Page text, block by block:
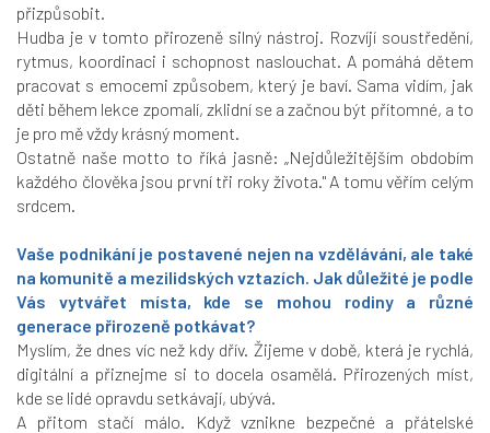
přizpůsobit.
Hudba je v tomto přirozeně silný nástroj. Rozvíjí soustředění,
rytmus, koordinaci i schopnost naslouchat. A pomáhá dětem
pracovat s emocemi způsobem, který je baví. Sama vidím, jak
děti během lekce zpomalí, zklidní se a začnou být přítomné, a to
je pro mě vždy krásný moment.
Ostatně naše motto to říká jasně: „Nejdůležitějším obdobím
každého člověka jsou první tři roky života." A tomu věřím celým
srdcem.
Vaše podnikání je postavené nejen na vzdělávání, ale také
na komunitě a mezilidských vztazích. Jak důležité je podle
Vás vytvářet místa, kde se mohou rodiny a různé
generace přirozeně potkávat?
Myslím, že dnes víc než kdy dřív. Žijeme v době, která je rychlá,
digitální a přiznejme si to docela osamělá. Přirozených míst,
kde se lidé opravdu setkávají, ubývá.
A přitom stačí málo. Když vznikne bezpečné a přátelské